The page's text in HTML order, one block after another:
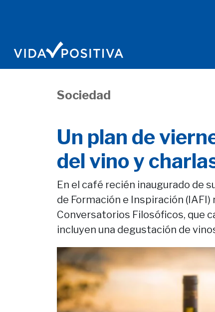
Sociedad
Un plan de
del vino y
En el café recién inaugurado de
de Formación e Inspiración
Conversatorios Filosóficos, que
incluyen una degustación de